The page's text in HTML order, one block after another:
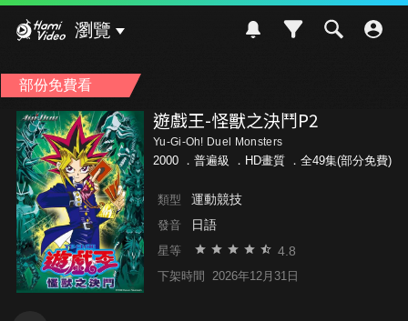
瀏覽
部份免費看
遊戲王-怪獸之決鬥P2
Yu-Gi-Oh! Duel Monsters
2000 ． 普遍級 ．HD畫質 ．全49集(部分免費)
類型 運動競技
發音 日語
星等 4.8
下架時間 2026年12月31日